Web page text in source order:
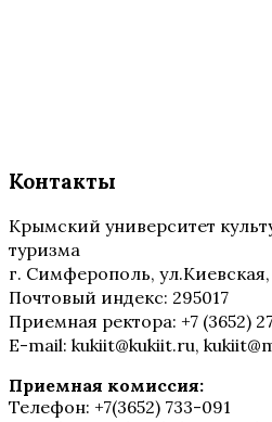
Контакты
Крымский университет
туризма
г. Симферополь, ул.Киевская,
Почтовый индекс: 295017
Приемная ректора: +7 (3652)
E-mail: kukiit@kukiit.ru,
Приемная комиссия:
Телефон: +7(3652) 733-091